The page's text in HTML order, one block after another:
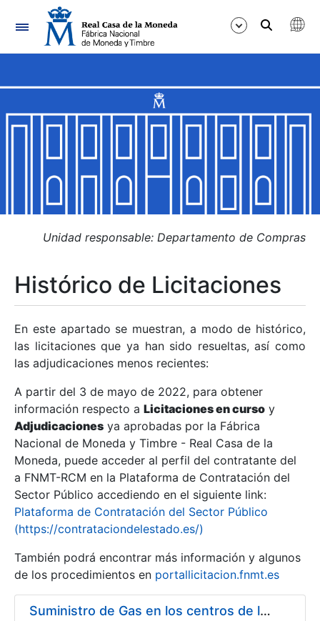
Navegación
Mostrar/Ocultar
Mostrar/Ocultar
Mostrar/Ocultar
Mostrar/Ocultar
Mostrar/Ocultar
Mostrar/Ocultar
Unidad responsable: Departamento de Compras
Histórico de Licitaciones
En este apartado se muestran, a modo de histórico,
las licitaciones que ya han sido resueltas, así como
las adjudicaciones menos recientes:
A partir del 3 de mayo de 2022, para obtener
información respecto a Licitaciones en curso y
Adjudicaciones ya aprobadas por la Fábrica
Nacional de Moneda y Timbre - Real Casa de la
Moneda, puede acceder al perfil del contratante del
a FNMT-RCM en la Plataforma de Contratación del
Sector Público accediendo en el siguiente link:
Plataforma de Contratación del Sector Público
(https://contrataciondelestado.es/)
También podrá encontrar más información y algunos
de los procedimientos en portallicitacion.fnmt.es
Suministro de Gas en los centros de la FNMT-RCM de Madrid y Burgos, durante el año 2020